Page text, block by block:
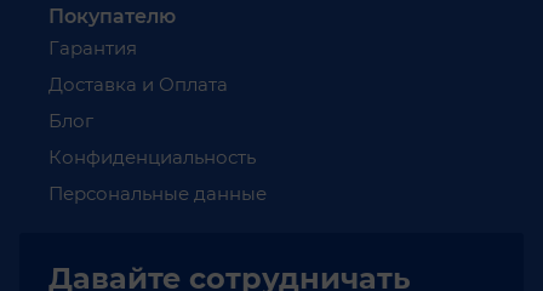
Также
доставка
в день
заказа.
Покупателю
Гарантия
Доставка и Оплата
Блог
Конфиденциальность
Персональные данные
Давайте сотрудничать